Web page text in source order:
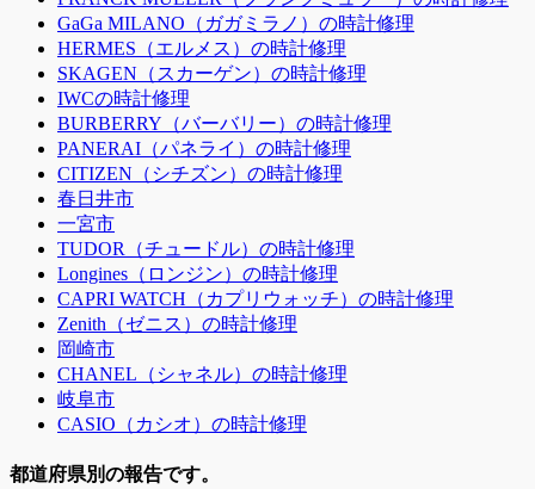
GaGa MILANO（ガガミラノ）の時計修理
HERMES（エルメス）の時計修理
SKAGEN（スカーゲン）の時計修理
IWCの時計修理
BURBERRY（バーバリー）の時計修理
PANERAI（パネライ）の時計修理
CITIZEN（シチズン）の時計修理
春日井市
一宮市
TUDOR（チュードル）の時計修理
Longines（ロンジン）の時計修理
CAPRI WATCH（カプリウォッチ）の時計修理
Zenith（ゼニス）の時計修理
岡崎市
CHANEL（シャネル）の時計修理
岐阜市
CASIO（カシオ）の時計修理
都道府県別の報告です。